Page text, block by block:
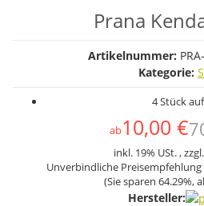
Prana
Artikelnummer:
Kategorie:
4 Stück
ab10,00 €
inkl. 19% USt. , zzgl.
Unverbindliche
(Sie sparen 64.29%,
Hersteller: